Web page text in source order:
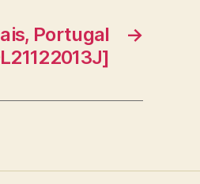
→
Portugal